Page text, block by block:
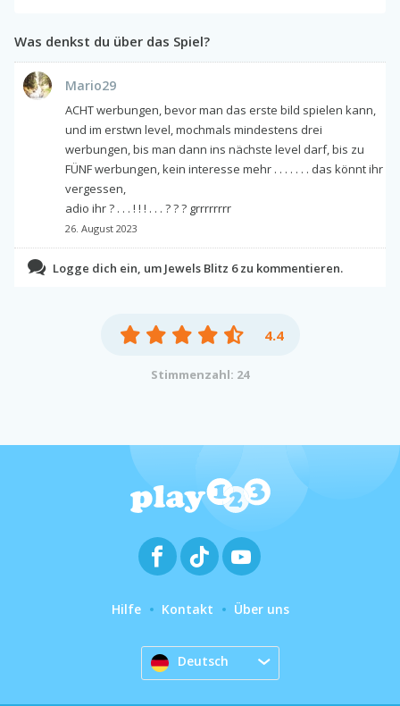
Was denkst du über das Spiel?
Mario29
ACHT werbungen, bevor man das erste bild spielen kann,
und im erstwn level, mochmals mindestens drei
werbungen, bis man dann ins nächste level darf, bis zu
FÜNF werbungen, kein interesse mehr . . . . . . . das könnt ihr
vergessen,
adio ihr ? . . . ! ! ! . . . ? ? ? grrrrrrrr
26. August 2023
Logge dich ein, um Jewels Blitz 6 zu kommentieren.
4.4
Stimmenzahl: 24
Hilfe Kontakt Über uns
Deutsch